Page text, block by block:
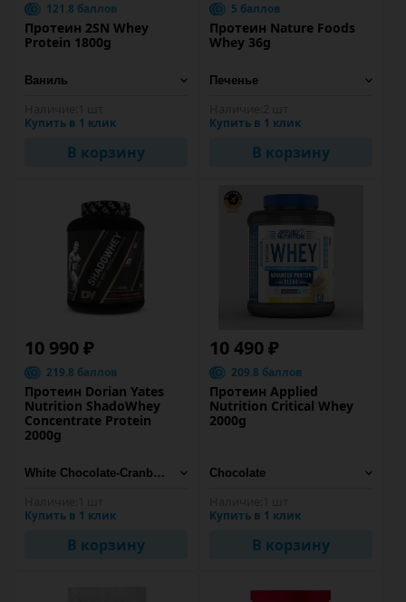
121.8 баллов
Протеин 2SN Whey
Protein 1800g
Купить в 1 клик
В корзину
5 баллов
Протеин Nature Foods
Whey 36g
Купить в 1 клик
В корзину
10 990 ₽
219.8 баллов
Протеин Dorian Yates
Nutrition ShadoWhey
Concentrate Protein
2000g
Купить в 1 клик
В корзину
10 490 ₽
209.8 баллов
Протеин Applied
Nutrition Critical Whey
2000g
Купить в 1 клик
В корзину